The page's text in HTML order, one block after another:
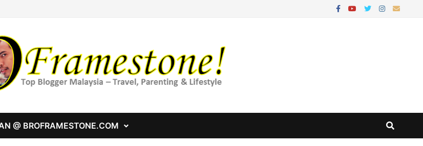
@ BROFRAMESTONE.COM